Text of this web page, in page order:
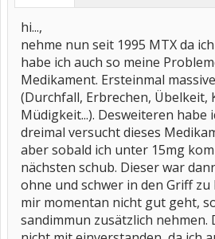
hi...,
nehme nun seit 1995 MTX da
habe ich auch so meine
Medikament. Ersteinmal
(Durchfall, Erbrechen, Übelkeit,
Müdigkeit...). Desweiteren habe
dreimal versucht dieses
aber sobald ich unter 15mg
nächsten schub. Dieser war
ohne und schwer in den Griff zu
mir momentan nicht gut geht,
sandimmun zusätzlich nehmen.